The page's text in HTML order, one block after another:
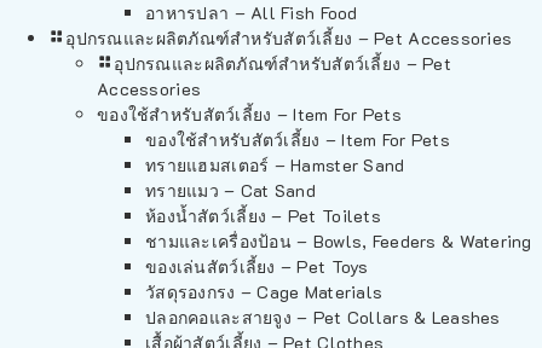
อาหารปลา – All Fish Food
อุปกรณและผลิตภัณฑ์สำหรับสัตว์เลี้ยง – Pet Accessories
อุปกรณและผลิตภัณฑ์สำหรับสัตว์เลี้ยง – Pet
Accessories
ของใช้สำหรับสัตว์เลี้ยง – Item For Pets
ของใช้สำหรับสัตว์เลี้ยง – Item For Pets
ทรายแฮมสเตอร์ – Hamster Sand
ทรายแมว – Cat Sand
ห้องน้ำสัตว์เลี้ยง – Pet Toilets
ชามและเครื่องป้อน – Bowls, Feeders & Watering
ของเล่นสัตว์เลี้ยง – Pet Toys
วัสดุรองกรง – Cage Materials
ปลอกคอและสายจูง – Pet Collars & Leashes
เสื้อผ้าสัตว์เลี้ยง – Pet Clothes